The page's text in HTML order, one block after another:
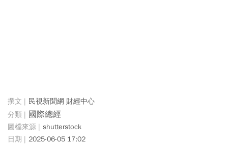
民視新聞網 財經中心
國際總經
shutterstock
2025-06-05 17:02